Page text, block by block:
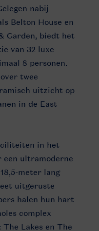
nabij
Belton House en
Garden, biedt het
van 32 luxe
8 personen.
twee
uitzicht op
in de East
in het
een ultramoderne
meter lang
uitgeruste
halen hun hart
complex
Lakes en The